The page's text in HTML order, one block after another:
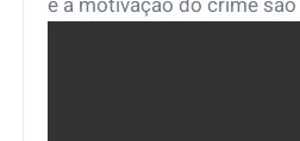
e a motivação do crime